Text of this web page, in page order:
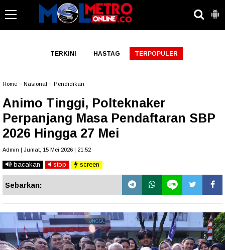
TERKINI HASTAG TERPOPULER
Home Nasional Pendidikan
Animo Tinggi, Polteknaker
Perpanjang Masa Pendaftaran SBP
2026 Hingga 27 Mei
Admin | Jumat, 15 Mei 2026 | 21:52
bacakan stop screen
Sebarkan: